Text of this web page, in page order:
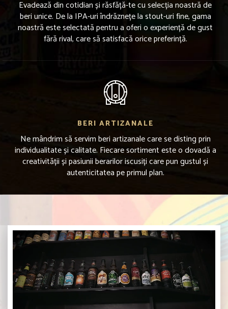
Evadează din cotidian și răsfăță-te cu selecția noastră de
beri unice. De la IPA-uri îndrăznețe la stout-uri fine, gama
noastră este selectată pentru a oferi o experiență de gust
fără rival, care să satisfacă orice preferință.
BERI ARTIZANALE
Ne mândrim să servim beri artizanale care se disting prin
individualitate și calitate. Fiecare sortiment este o dovadă a
creativității și pasiunii berarilor iscusiți care pun gustul și
autenticitatea pe primul plan.